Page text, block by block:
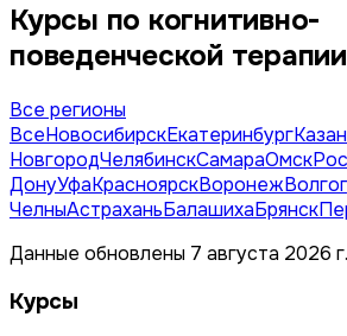
Курсы по когнитивно-
поведенческой
Все регионы
ВсеНовосибирскЕкатеринбург
НовгородЧелябинскСамараОмск
ДонуУфаКрасноярскВоронеж
ЧелныАстраханьБалашихаБрянск
Данные обновлены 7 августа 2026 г.
Курсы